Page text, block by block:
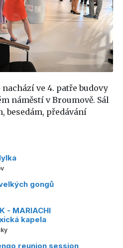
ve 4. patře budovy
náměstí v Broumově. Sál
besedám, předávání
gongů
- MARIACHI
kapela
reunion session